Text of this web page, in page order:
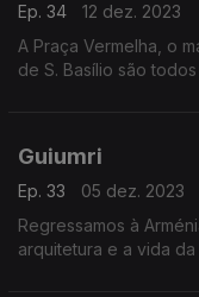
Ep. 34
12 dez. 2023
A Praça Vermelha, o
de S. Basílio são
Guiumri
Ep. 33
05 dez. 2023
Regressamos à
arquitetura e a vida